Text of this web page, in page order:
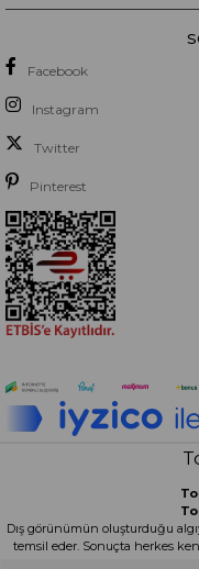
Facebook
Instagram
Twitter
Pinterest
Dış görünümün oluşturduğu
temsil eder. Sonuçta herkes